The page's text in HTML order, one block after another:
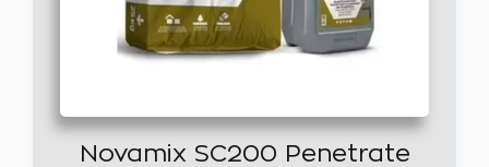
Novamix SC200 Penetrate